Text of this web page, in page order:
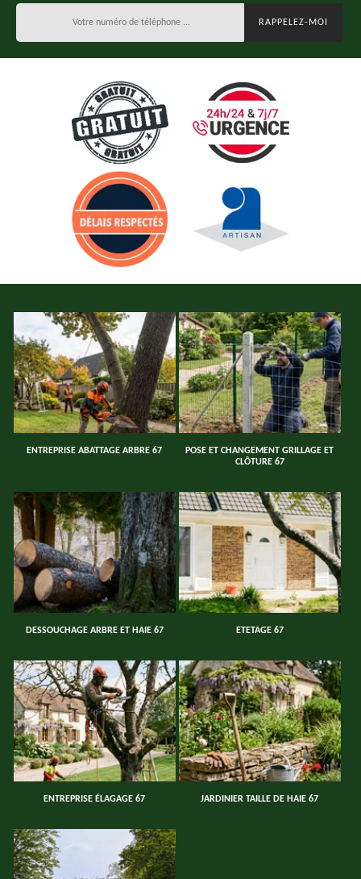
ENTREPRISE ABATTAGE ARBRE 67
POSE ET CHANGEMENT GRILLAGE ET
CLÔTURE 67
DESSOUCHAGE ARBRE ET HAIE 67 ETETAGE 67
ENTREPRISE ÉLAGAGE 67 JARDINIER TAILLE DE HAIE 67